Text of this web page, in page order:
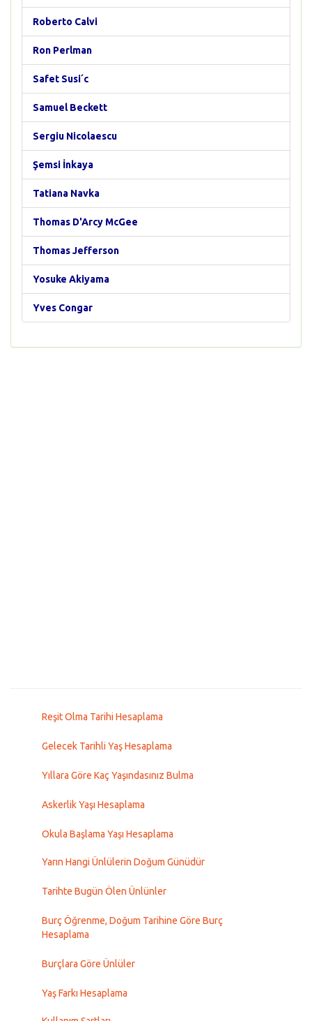
Roberto Calvi
Ron Perlman
Safet Susi´c
Samuel Beckett
Sergiu Nicolaescu
Şemsi İnkaya
Tatiana Navka
Thomas D'Arcy McGee
Thomas Jefferson
Yosuke Akiyama
Yves Congar
Reşit Olma Tarihi Hesaplama
Gelecek Tarihli Yaş Hesaplama
Yıllara Göre Kaç Yaşındasınız Bulma
Askerlik Yaşı Hesaplama
Okula Başlama Yaşı Hesaplama
Yarın Hangi Ünlülerin Doğum Günüdür
Tarihte Bugün Ölen Ünlünler
Burç Öğrenme, Doğum Tarihine Göre Burç
Hesaplama
Burçlara Göre Ünlüler
Yaş Farkı Hesaplama